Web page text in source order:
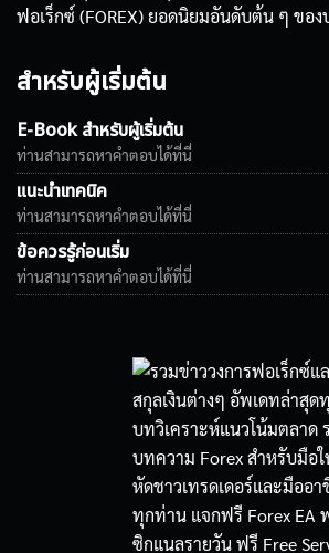
ฟอเร็กซ์ (FOREX) ยอดนิยมอันดับต้น ๆ ของ
สำหรับผู้เริ่มต้น
E-Book สำหรับผู้เริ่มต้น
ท่านสามารถหาคำตอบได้ที่นี่
แนะนำเทคนิค
ท่านสามารถหาคำตอบได้ที่นี่
ข้อควรรู้ก่อนเริ่ม
ท่านสามารถหาคำตอบได้ที่นี่